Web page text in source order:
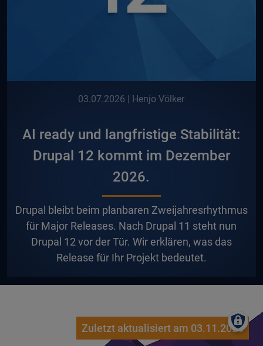
03.07.2026 | Henjo Völker
AI ready und langfristige Stabilität:
Drupal 12 kommt im Dezember
2026.
Drupal bleibt beim planbaren Zweijahresrhythmus
für Major Releases. Nach Drupal 11 steht nun
Drupal 12 vor der Tür. Wir erklären, was das
Release für Ihr Projekt bedeutet.
Zuletzt aktualisiert am 03.11.2025